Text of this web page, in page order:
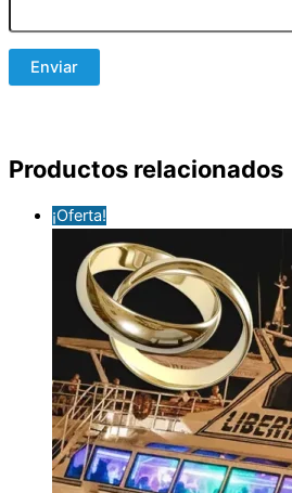
Productos relacionados
¡Oferta!